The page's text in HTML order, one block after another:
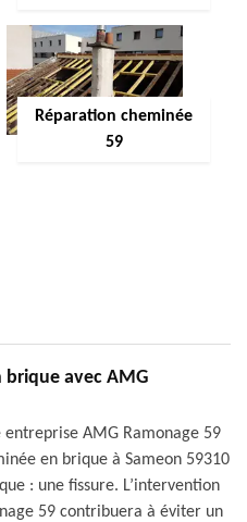
Réparation cheminée
59
brique avec AMG
AMG Ramonage 59
en brique à Sameon 59310
: une fissure. L’intervention
59 contribuera à éviter un